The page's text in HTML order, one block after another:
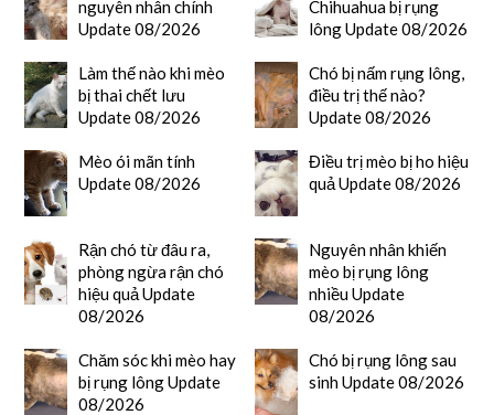
nguyên nhân chính
Update 08/2026
Chihuahua bị rụng
lông Update 08/2026
Làm thế nào khi mèo
bị thai chết lưu
Update 08/2026
Chó bị nấm rụng lông,
điều trị thế nào?
Update 08/2026
Mèo ói mãn tính
Update 08/2026
Điều trị mèo bị ho hiệu
quả Update 08/2026
Rận chó từ đâu ra,
phòng ngừa rận chó
hiệu quả Update
08/2026
Nguyên nhân khiến
mèo bị rụng lông
nhiều Update
08/2026
Chăm sóc khi mèo hay
bị rụng lông Update
08/2026
Chó bị rụng lông sau
sinh Update 08/2026